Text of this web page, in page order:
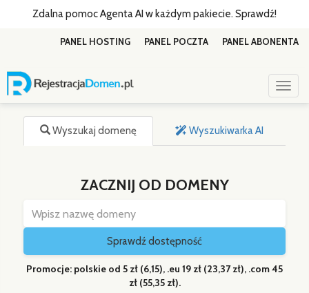
Zdalna pomoc Agenta AI w każdym pakiecie. Sprawdź!
PANEL ABONENTA
PANEL POCZTA
PANEL HOSTING
Wyszukaj domenę Wyszukiwarka AI
ZACZNIJ OD DOMENY
Sprawdź dostępność
Promocje: polskie od 5 zł (6,15), .eu 19 zł (23,37 zł), .com 45
zł (55,35 zł).